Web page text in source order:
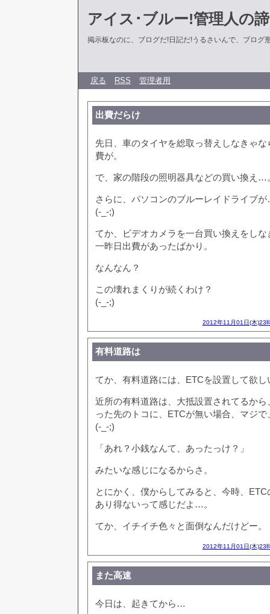
アイス･ブルー!管理人の
掲示板なのに、ブログだ!日記だ!うるさいんで、ブログ
戻る RSS 管理者用
出費だらけ
先日、車のタイヤを総取っ替えしなきゃ
費が。
で、家の階段の照明器具などの買い換え…
さらに、パソコンのブルーレイドライブ
(-_-;)
てか、ビデオカメラを一台買い換えをし
一昨日出費があったばかり。
なんなん？
この壊れまくりが続くわけ？
(-_-;)
2012年11月01日(木)23
有料道路は
てか、有料道路には、ETCを設置して欲し
近所の有料道路は、大抵設置されてるか
った先のトコに、ETCが無い場合、マジ
(-_-;)
「あれ？小銭なんて、あったっけ？」
みたいな感じになるからさ。
とにかく、僕からしてみると、今時、
あり得ないって感じだよ…。
てか、イチイチ色々と面倒なんだけどー。
2012年11月01日(木)23
また高速
今日は、起きてから…